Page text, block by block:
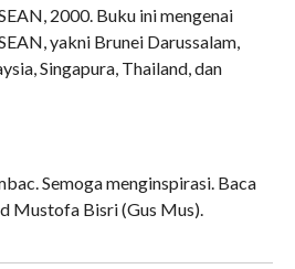
2000. Buku ini mengenai
yakni Brunei Darussalam,
Singapura, Thailand, dan
Semoga menginspirasi. Baca
Mustofa Bisri (Gus Mus).